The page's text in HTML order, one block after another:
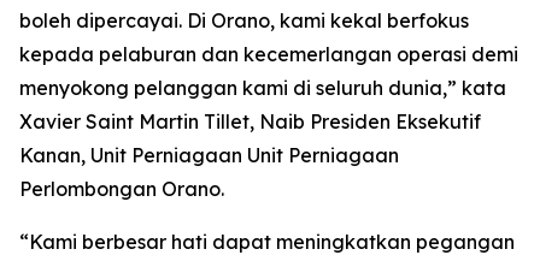
boleh dipercayai. Di Orano, kami kekal berfokus
kepada pelaburan dan kecemerlangan operasi demi
menyokong pelanggan kami di seluruh dunia,” kata
Xavier Saint Martin Tillet, Naib Presiden Eksekutif
Kanan, Unit Perniagaan Unit Perniagaan
Perlombongan Orano.
“Kami berbesar hati dapat meningkatkan pegangan